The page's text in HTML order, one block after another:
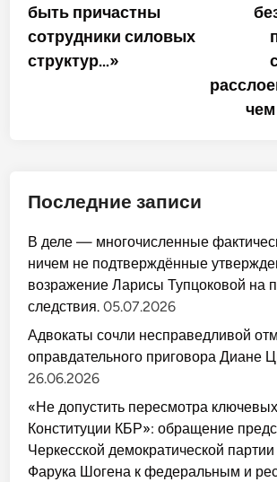
быть причастны
сотрудники силовых
структур…»
Последние записи
В деле — многочисленные
ничем не подтверждённые
возражение Ларисы Тупцоковой на
следствия. 05.07.2026
Адвокаты сочли несправедливой
оправдательного приговора Диане
26.06.2026
«Не допустить пересмотра
Конституции КБР»: обращение
Черкесской демократической
Фарука Шогена к федеральным и